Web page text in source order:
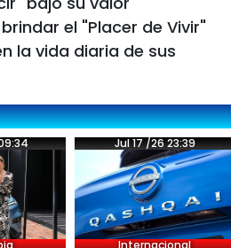
el "Placer de Vivir"
la vida diaria de sus
Jul 17 /26 23:39
Internacional